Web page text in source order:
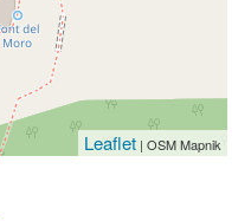
Leaflet | OSM Mapnik